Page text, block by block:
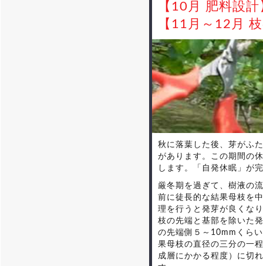
【10月 肥料設計
【11月～12月
秋に落葉した後、芽がふ
があります。この期間の
します。「自発休眠」が
厳冬期を過ぎて、樹液の
前に徒長的な結果母枝を
理を行うと発芽が良くな
枝の先端と基部を除いた
の先端側５～10mmくら
果母枝の直径の三分の一
成層にかかる程度）に切